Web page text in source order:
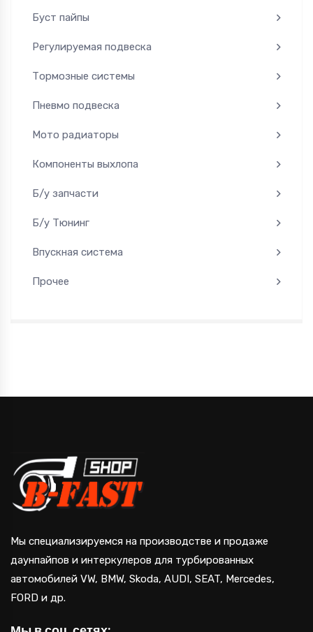
Буст пайпы
Регулируемая подвеска
Тормозные системы
Пневмо подвеска
Мото радиаторы
Компоненты выхлопа
Б/у запчасти
Б/у Тюнинг
Впускная система
Прочее
Мы специализируемся на производстве и продаже
даунпайпов и интеркулеров для турбированных
автомобилей VW, BMW, Skoda, AUDI, SEAT, Mercedes,
FORD и др.